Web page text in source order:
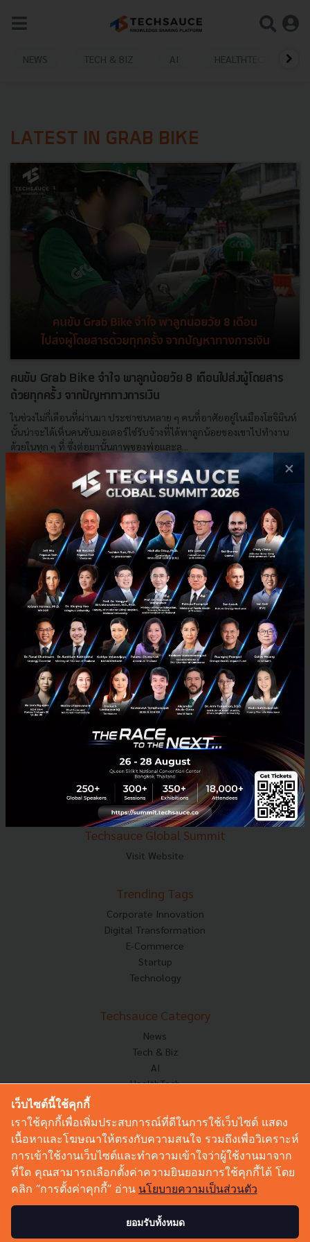
NEWS TECH & BIZ AI HEALTHTECH
LATEST IN GRAB BIKE
คนขับ Grab Bike จำใจ พาลูกน้อยวัย 8 เดือนไปส่งผู้โดยสาร
ด้วยทุกครั้ง จากปัญหาทางการเงิน
ในช่วงไม่กี่เดือนที่ผ่านมา ประชาชนหลาย ๆ คนที่อาศัยอยู่ในเมืองโฮจิมินห์
นั้นน่าจะได้เห็นคนขับมอเตอร์ไซ์รับจ้างที่ได้พาลูกน้อยของเขาไปทำงาน
ด้วยในทุก ๆ ที่ ซึ่งต่อมานั้นภาพของพ่อและลู...
| ByTechsauce Team
Grab vietnam Grab Bike
E-mail :contact@techsauce.co
Tel : 02-001-5375
Mobile : 06-4658-9500
Techsauce Media
About Techsauce
Techsauce Services
Privacy Policy
ส่งบทความ
Techsauce Global Summit
Visit Website
Trending Tags
Corporate Innovation
Digital Transformation
E-Commerce
Startup
Technology
Techsauce Category
News
Tech & Biz
AI
HealthTech
Corp Innov
Saucy Thoughts
Sustainable
Videos
Podcast
×
เว็บไซต์นี้ใช้คุกกี้
เราใช้คุกกี้เพื่อเพิ่มประสบการณ์ที่ดีในการใช้เว็บไซต์ แสดง
เนื้อหาและโฆษณาให้ตรงกับความสนใจ รวมถึงเพื่อวิเคราะห์
การเข้าใช้งานเว็บไซต์และทำความเข้าใจว่าผู้ใช้งานมาจาก
ที่ใด คุณสามารถเลือกตั้งค่าความยินยอมการใช้คุกกี้ได้ โดย
คลิก “การตั้งค่าคุกกี้” อ่าน นโยบายความเป็นส่วนตัว
ยอมรับทั้งหมด